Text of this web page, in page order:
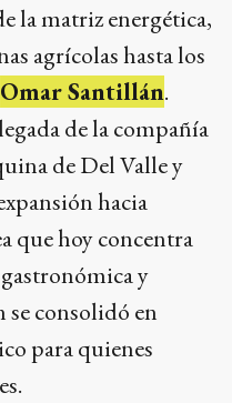
la matriz energética,
agrícolas hasta los
Omar Santillán.
de la compañía
de Del Valle y
hacia
que hoy concentra
y
consolidó en
para quienes